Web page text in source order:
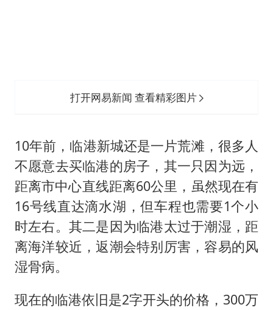
打开网易新闻 查看精彩图片
10年前，临港新城还是一片荒滩，很多人
不愿意去买临港的房子，其一只因为远，
距离市中心直线距离60公里，虽然现在有
16号线直达滴水湖，但车程也需要1个小
时左右。其二是因为临港太过于潮湿，距
离海洋较近，返潮会特别厉害，容易的风
湿骨病。
现在的临港依旧是2字开头的价格，300万